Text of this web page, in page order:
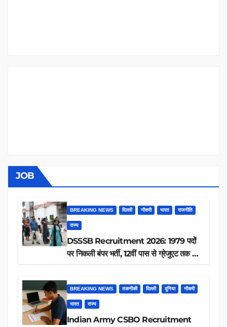
JOB
BREAKING NEWS दिल्ली नौकरी भारत राजनीति
राज्य
DSSSB Recruitment 2026: 1979 पदों
पर निकली बंपर भर्ती, 12वीं पास से ग्रेजुएट तक करें
BREAKING NEWS तकनीकी दिल्ली दुनिया नौकरी
भारत राज्य
Indian Army CSBO Recruitment